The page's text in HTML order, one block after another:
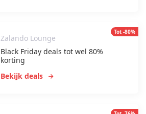
Tot -80%
Zalando Lounge
Black Friday deals tot wel 80%
korting
Bekijk deals